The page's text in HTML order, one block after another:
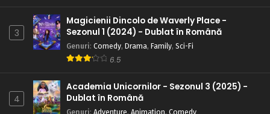
3
Magicienii Dincolo de Waverly Place -
Sezonul 1 (2024) - Dublat în Română
Genuri: Comedy, Drama, Family, Sci-Fi
6.5
4
Academia Unicornilor - Sezonul 3 (2025) -
Dublat în Română
Genuri: Adventure, Animation, Comedy